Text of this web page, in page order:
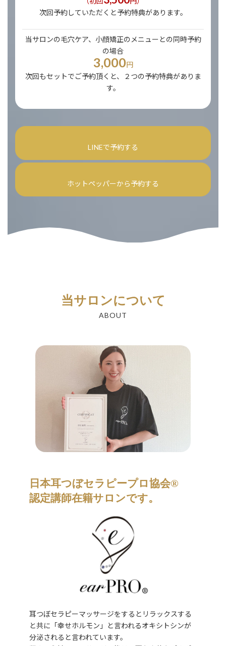
次回予約していただくと予約特典があります。
当サロンの毛穴ケア、小顔矯正のメニューとの同時予約
の場合
3,000円
次回もセットでご予約頂くと、２つの予約特典がありま
す。
LINEで予約する
ホットペッパーから予約する
当サロンについて
ABOUT
日本耳つぼセラピープロ協会®
認定講師在籍サロンです。
耳つぼセラピーマッサージをするとリラックスする
と共に「幸せホルモン」と言われるオキシトシンが
分泌されると言われています。